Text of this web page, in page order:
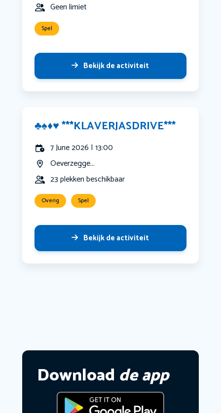
Geen limiet
Spel
Bekijk de activiteit
♣️♠️♦️♥️ ***KLAVERJASDRIVE***
7 June 2026 | 13:00
Oeverzegge...
23 plekken beschikbaar
Overig Spel
Bekijk de activiteit
Download de app